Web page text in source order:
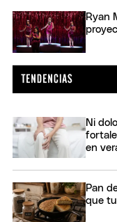
Ryan
Ni
en
Pan
que